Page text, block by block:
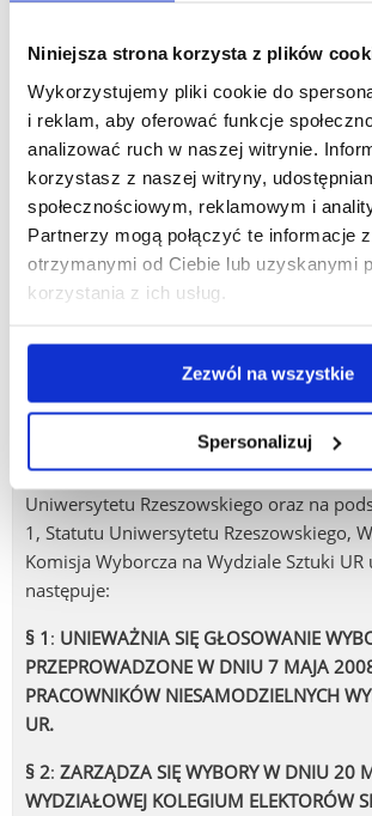
Niniejsza strona korzysta z plików
Wykorzystujemy pliki cookie do
i reklam, aby oferować funkcje
analizować ruch w naszej witrynie.
korzystasz z naszej witryny,
społecznościowym, reklamowym i
Partnerzy mogą połączyć te informacje
otrzymanymi od Ciebie lub uzyskanymi
korzystania z ich usług.
Zezwól na wszystkie
Spersonalizuj
W KRASNEM.
OBECNOŚĆ OBOWIĄZKOWA !
Zastępca
Wydziałowej
Dr
OGŁOSZENIE UCHWAŁY
WYDZIAŁOWEJ KOMISJI
Na podstawie § 22 ust.1, Regulaminu
Uniwersytetu Rzeszowskiego oraz na
1, Statutu Uniwersytetu Rzeszowskiego,
Komisja Wyborcza na Wydziale Sztuki UR
następuje:
§ 1 : UNIEWAŻNIA SIĘ GŁOSOWANIE
PRZEPROWADZONE W DNIU 7 MAJA
PRACOWNIKÓW NIESAMODZIELNYCH
UR.
§ 2: ZARZĄDZA SIĘ WYBORY W DNIU 20
WYDZIAŁOWEJ KOLEGIUM ELEKTORÓW